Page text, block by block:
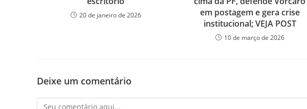
20 de janeiro de 2026
em postagem e gera crise
institucional; VEJA POST
10 de março de 2026
Deixe um comentário
Comentário